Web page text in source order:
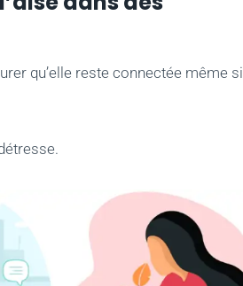
qu’elle reste connectée même si